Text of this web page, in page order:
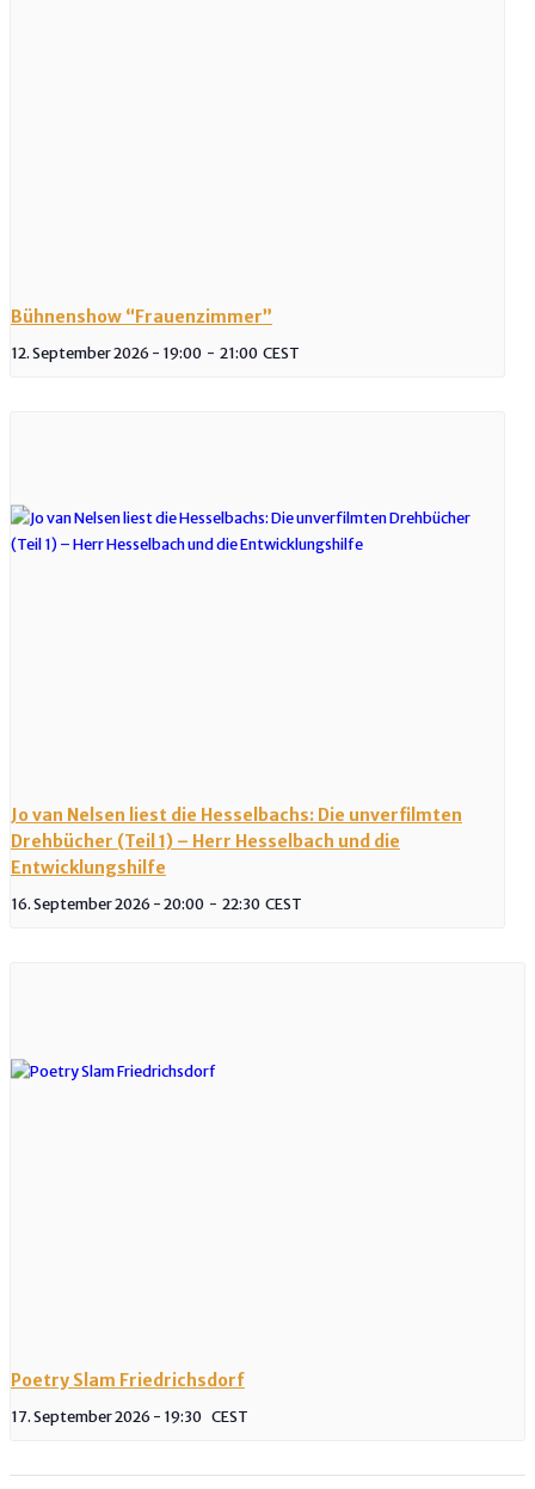
Bühnenshow “Frauenzimmer”
12. September 2026 - 19:00 - 21:00 CEST
Jo van Nelsen liest die Hesselbachs: Die unverfilmten
Drehbücher (Teil 1) – Herr Hesselbach und die
Entwicklungshilfe
16. September 2026 - 20:00 - 22:30 CEST
Poetry Slam Friedrichsdorf
17. September 2026 - 19:30 CEST